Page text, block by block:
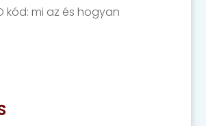
kód: mi az és hogyan